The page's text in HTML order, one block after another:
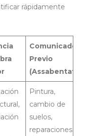
rápidamente
Comunicado
Previo
(Assabentat)
Pintura,
cambio de
suelos,
reparaciones